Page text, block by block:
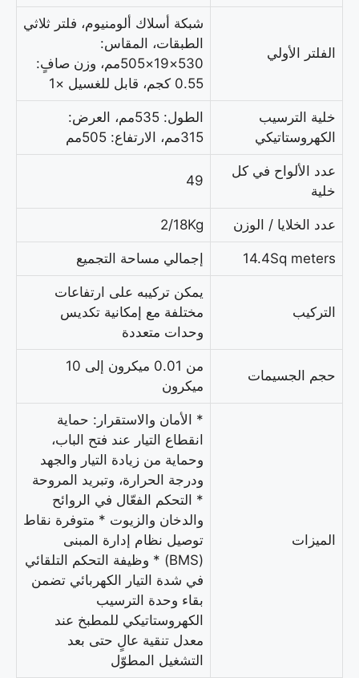
الفلتر الأولي
شبكة أسلاك ألومنيوم، فلتر ثلاثي
الطبقات، المقاس:
530×19×505مم، وزن صافٍ:
0.55 كجم، قابل للغسيل ×1
خلية الترسيب
الكهروستاتيكي
الطول: 535مم، العرض:
315مم، الارتفاع: 505مم
عدد الألواح في كل
خلية
49
عدد الخلايا / الوزن 2/18Kg
14.4Sq meters إجمالي مساحة التجميع
التركيب
يمكن تركيبه على ارتفاعات
مختلفة مع إمكانية تكديس
وحدات متعددة
حجم الجسيمات
من 0.01 ميكرون إلى 10
ميكرون
الميزات
* الأمان والاستقرار: حماية
انقطاع التيار عند فتح الباب،
وحماية من زيادة التيار والجهد
ودرجة الحرارة، وتبريد المروحة
* التحكم الفعّال في الروائح
والدخان والزيوت * متوفرة نقاط
توصيل نظام إدارة المبنى
(BMS) * وظيفة التحكم التلقائي
في شدة التيار الكهربائي تضمن
بقاء وحدة الترسيب
الكهروستاتيكي للمطبخ عند
معدل تنقية عالٍ حتى بعد
التشغيل المطوّل